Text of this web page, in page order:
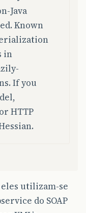
Java
Known
in
If you
HTTP
eles utilizam-se
do SOAP